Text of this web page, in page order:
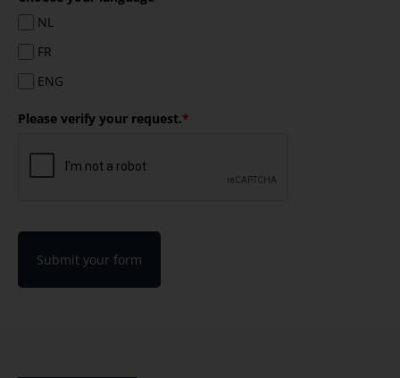
NL
FR
ENG
Please verify your request.*
Submit your form